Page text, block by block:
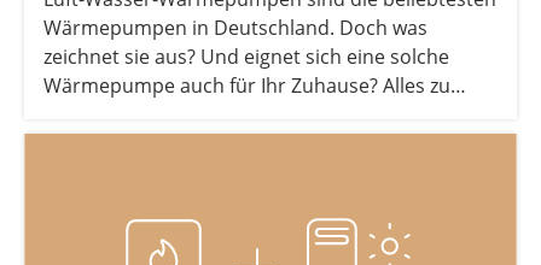
Wärmepumpen in Deutschland. Doch was
zeichnet sie aus? Und eignet sich eine solche
Wärmepumpe auch für Ihr Zuhause? Alles zu